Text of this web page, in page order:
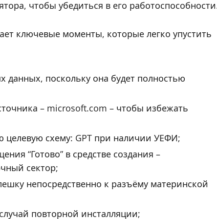
чтобы убедиться в его
ключевые моменты, которые легко упустить
поскольку она будет полностью
– microsoft.com – чтобы избежать
целевую схему: GPT при наличии УЕФИ;
“Готово” в средстве создания –
сектор;
непосредственно к разъёму материнской
повторной инсталляции;